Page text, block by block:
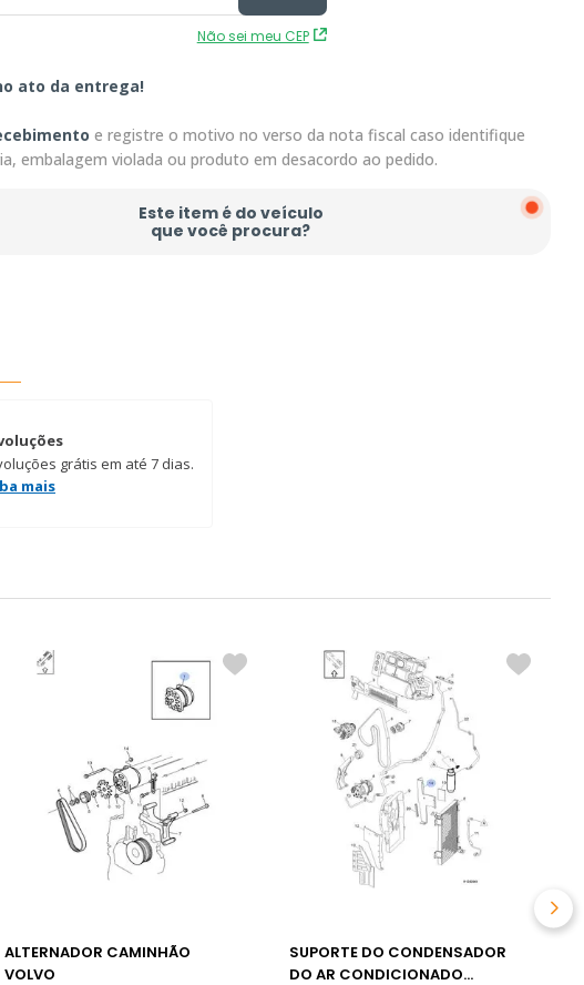
Não sei meu CEP
ato da entrega!
e registre o motivo no verso da nota fiscal caso identifique
embalagem violada ou produto em desacordo ao pedido.
Este item é do veículo
que você procura?
grátis em até 7 dias.
mais
ALTERNADOR CAMINHÃO
VOLVO
SUPORTE DO CONDENSADOR
DO AR CONDICIONADO